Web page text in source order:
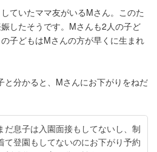
ていたママ友がいるMさん。このた
したそうです。Mさんも2人の子ど
子どもはMさんの方が早くに生まれ
と分かると、Mさんにお下がりをねだ
だ息子は入園面接もしてないし、制
て登園もしてないのにお下がり予約